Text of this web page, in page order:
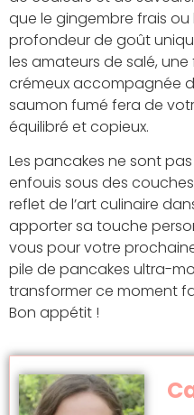
que le gingembre frais
profondeur de goût
les amateurs de salé,
crémeux accompagnée
saumon fumé fera de
équilibré et copieux.
Les pancakes ne sont
enfouis sous des
reflet de l’art culinaire
apporter sa touche
vous pour votre
pile de pancakes ultra-
transformer ce moment
Bon appétit !